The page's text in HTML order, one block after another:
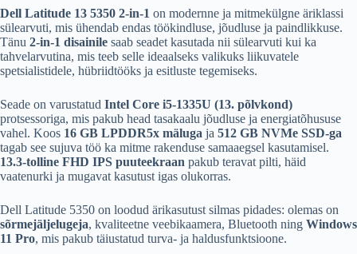
Dell Latitude 13 5350 2-in-1 on modernne ja mitmekülgne äriklassi
sülearvuti, mis ühendab endas töökindluse, jõudluse ja paindlikkuse.
Tänu 2-in-1 disainile saab seadet kasutada nii sülearvuti kui ka
tahvelarvutina, mis teeb selle ideaalseks valikuks liikuvatele
spetsialistidele, hübriidtööks ja esitluste tegemiseks.
Seade on varustatud Intel Core i5-1335U (13. põlvkond)
protsessoriga, mis pakub head tasakaalu jõudluse ja energiatõhususe
vahel. Koos 16 GB LPDDR5x mäluga ja 512 GB NVMe SSD-ga
tagab see sujuva töö ka mitme rakenduse samaaegsel kasutamisel.
13.3-tolline FHD IPS puuteekraan pakub teravat pilti, häid
vaatenurki ja mugavat kasutust igas olukorras.
Dell Latitude 5350 on loodud ärikasutust silmas pidades: olemas on
sõrmejäljelugeja, kvaliteetne veebikaamera, Bluetooth ning Windows
11 Pro, mis pakub täiustatud turva- ja haldusfunktsioone.